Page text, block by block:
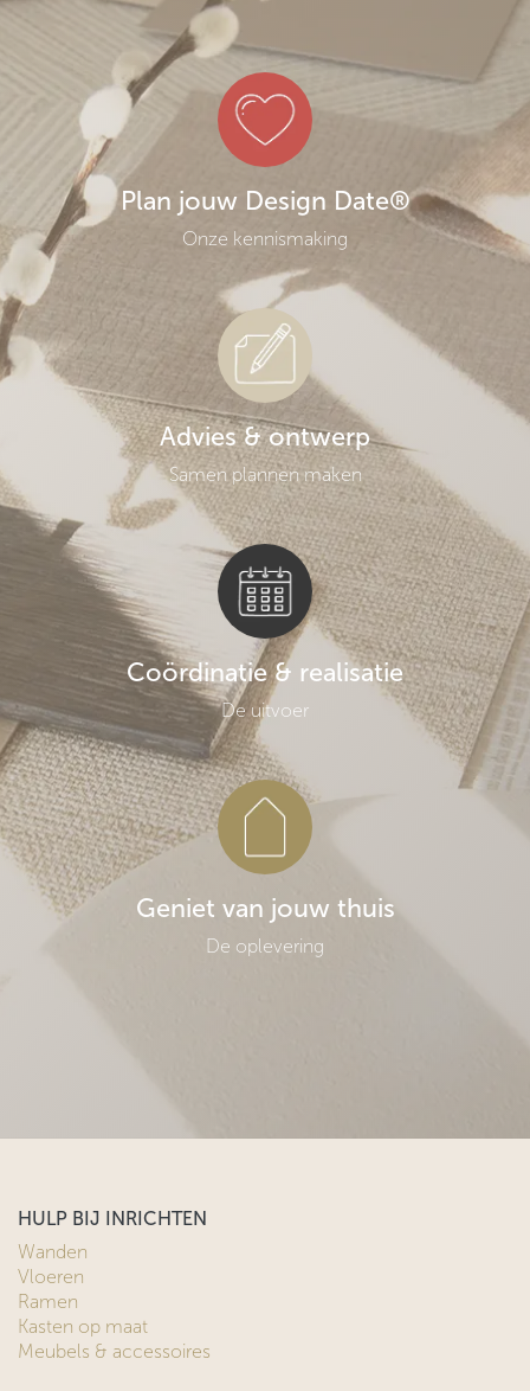
Plan jouw Design Date®
Onze kennismaking
Advies & ontwerp
Samen plannen maken
Coördinatie & realisatie
De uitvoer
Geniet van jouw thuis
De oplevering
HULP BIJ INRICHTEN
Wanden
Vloeren
Ramen
Kasten op maat
Meubels & accessoires